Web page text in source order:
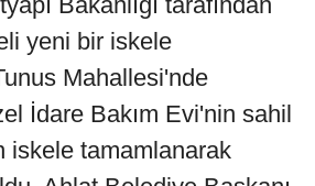
yeni bir iskele
Mahallesi'nde
İdare Bakım Evi'nin sahil
iskele tamamlanarak